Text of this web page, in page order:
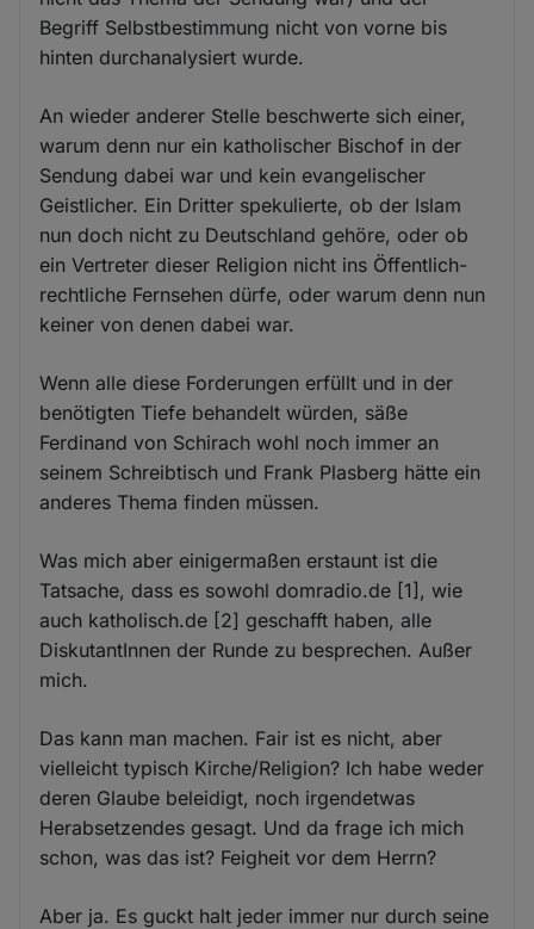
Begriff Selbstbestimmung nicht von vorne bis
hinten durchanalysiert wurde.
An wieder anderer Stelle beschwerte sich einer,
warum denn nur ein katholischer Bischof in der
Sendung dabei war und kein evangelischer
Geistlicher. Ein Dritter spekulierte, ob der Islam
nun doch nicht zu Deutschland gehöre, oder ob
ein Vertreter dieser Religion nicht ins Öffentlich-
rechtliche Fernsehen dürfe, oder warum denn nun
keiner von denen dabei war.
Wenn alle diese Forderungen erfüllt und in der
benötigten Tiefe behandelt würden, säße
Ferdinand von Schirach wohl noch immer an
seinem Schreibtisch und Frank Plasberg hätte ein
anderes Thema finden müssen.
Was mich aber einigermaßen erstaunt ist die
Tatsache, dass es sowohl domradio.de [1], wie
auch katholisch.de [2] geschafft haben, alle
DiskutantInnen der Runde zu besprechen. Außer
mich.
Das kann man machen. Fair ist es nicht, aber
vielleicht typisch Kirche/Religion? Ich habe weder
deren Glaube beleidigt, noch irgendetwas
Herabsetzendes gesagt. Und da frage ich mich
schon, was das ist? Feigheit vor dem Herrn?
Aber ja. Es guckt halt jeder immer nur durch seine